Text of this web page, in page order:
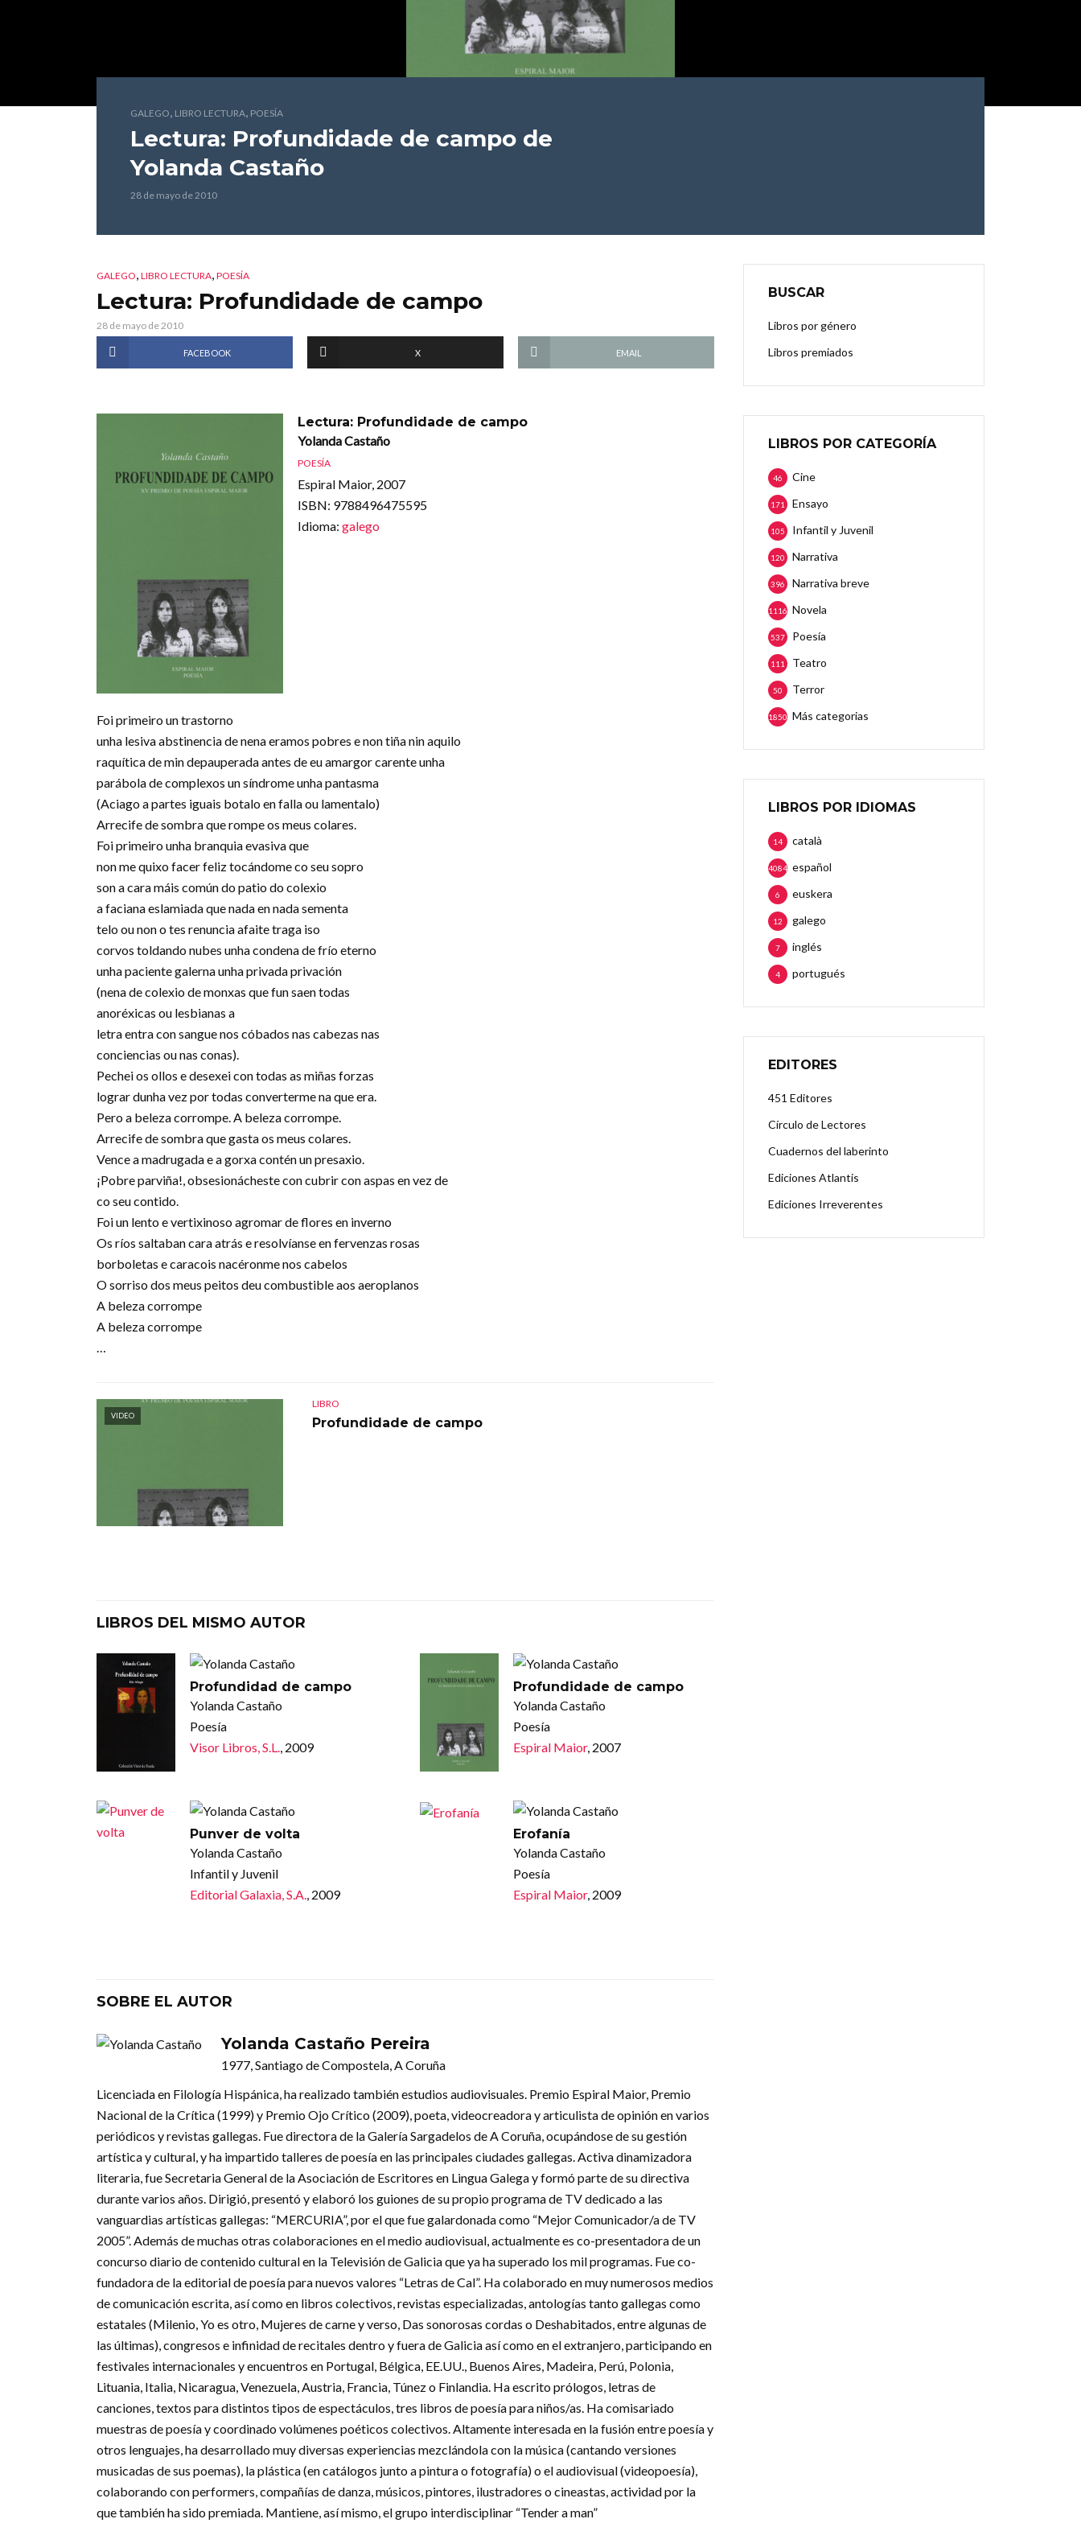
GALEGO, LIBRO LECTURA, POESÍA
Lectura: Profundidade de campo de
Yolanda Castaño
28 de mayo de 2010
GALEGO, LIBRO LECTURA, POESÍA
Lectura: Profundidade de campo
28 de mayo de 2010
FACEBOOK X EMAIL
Lectura: Profundidade de campo
Yolanda Castaño
POESÍA
Espiral Maior, 2007
ISBN: 9788496475595
Idioma: galego
Foi primeiro un trastorno
unha lesiva abstinencia de nena eramos pobres e non tiña nin aquilo
raquítica de min depauperada antes de eu amargor carente unha
parábola de complexos un síndrome unha pantasma
(Aciago a partes iguais botalo en falla ou lamentalo)
Arrecife de sombra que rompe os meus colares.
Foi primeiro unha branquia evasiva que
non me quixo facer feliz tocándome co seu sopro
son a cara máis común do patio do colexio
a faciana eslamiada que nada en nada sementa
telo ou non o tes renuncia afaite traga iso
corvos toldando nubes unha condena de frío eterno
unha paciente galerna unha privada privación
(nena de colexio de monxas que fun saen todas
anoréxicas ou lesbianas a
letra entra con sangue nos cóbados nas cabezas nas
conciencias ou nas conas).
Pechei os ollos e desexei con todas as miñas forzas
lograr dunha vez por todas converterme na que era.
Pero a beleza corrompe. A beleza corrompe.
Arrecife de sombra que gasta os meus colares.
Vence a madrugada e a gorxa contén un presaxio.
¡Pobre parviña!, obsesionácheste con cubrir con aspas en vez de
co seu contido.
Foi un lento e vertixinoso agromar de flores en inverno
Os ríos saltaban cara atrás e resolvíanse en fervenzas rosas
borboletas e caracois nacéronme nos cabelos
O sorriso dos meus peitos deu combustible aos aeroplanos
A beleza corrompe
A beleza corrompe
…
VIDEO
LIBRO
Profundidade de campo
LIBROS DEL MISMO AUTOR
Profundidad de campo
Yolanda Castaño
Poesía
Visor Libros, S.L., 2009
Profundidade de campo
Yolanda Castaño
Poesía
Espiral Maior, 2007
Punver de volta
Yolanda Castaño
Infantil y Juvenil
Editorial Galaxia, S.A., 2009
Erofanía
Yolanda Castaño
Poesía
Espiral Maior, 2009
SOBRE EL AUTOR
Yolanda Castaño Pereira
1977, Santiago de Compostela, A Coruña
Licenciada en Filología Hispánica, ha realizado también estudios audiovisuales. Premio Espiral Maior, Premio
Nacional de la Crítica (1999) y Premio Ojo Crítico (2009), poeta, videocreadora y articulista de opinión en varios
periódicos y revistas gallegas. Fue directora de la Galería Sargadelos de A Coruña, ocupándose de su gestión
artística y cultural, y ha impartido talleres de poesía en las principales ciudades gallegas. Activa dinamizadora
literaria, fue Secretaria General de la Asociación de Escritores en Lingua Galega y formó parte de su directiva
durante varios años. Dirigió, presentó y elaboró los guiones de su propio programa de TV dedicado a las
vanguardias artísticas gallegas: “MERCURIA”, por el que fue galardonada como “Mejor Comunicador/a de TV
2005”. Además de muchas otras colaboraciones en el medio audiovisual, actualmente es co-presentadora de un
concurso diario de contenido cultural en la Televisión de Galicia que ya ha superado los mil programas. Fue co-
fundadora de la editorial de poesía para nuevos valores “Letras de Cal”. Ha colaborado en muy numerosos medios
de comunicación escrita, así como en libros colectivos, revistas especializadas, antologías tanto gallegas como
estatales (Milenio, Yo es otro, Mujeres de carne y verso, Das sonorosas cordas o Deshabitados, entre algunas de
las últimas), congresos e infinidad de recitales dentro y fuera de Galicia así como en el extranjero, participando en
festivales internacionales y encuentros en Portugal, Bélgica, EE.UU., Buenos Aires, Madeira, Perú, Polonia,
Lituania, Italia, Nicaragua, Venezuela, Austria, Francia, Túnez o Finlandia. Ha escrito prólogos, letras de
canciones, textos para distintos tipos de espectáculos, tres libros de poesía para niños/as. Ha comisariado
muestras de poesía y coordinado volúmenes poéticos colectivos. Altamente interesada en la fusión entre poesía y
otros lenguajes, ha desarrollado muy diversas experiencias mezclándola con la música (cantando versiones
musicadas de sus poemas), la plástica (en catálogos junto a pintura o fotografía) o el audiovisual (videopoesía),
colaborando con performers, compañías de danza, músicos, pintores, ilustradores o cineastas, actividad por la
que también ha sido premiada. Mantiene, así mismo, el grupo interdisciplinar “Tender a man”
BUSCAR
Libros por género
Libros premiados
LIBROS POR CATEGORÍA
Cine
46
Ensayo
171
Infantil y Juvenil
105
Narrativa
120
Narrativa breve
396
Novela
1116
Poesía
537
Teatro
111
Terror
50
Más categorias
1850
LIBROS POR IDIOMAS
català
14
español
4084
euskera
6
galego
12
inglés
7
portugués
4
EDITORES
451 Editores
Círculo de Lectores
Cuadernos del laberinto
Ediciones Atlantis
Ediciones Irreverentes